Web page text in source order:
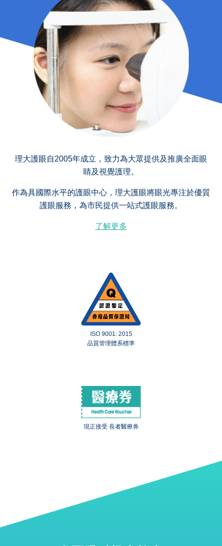
理大護眼自2005年成立，致力為大眾提供及推廣全面眼
睛及視覺護理。
作為具國際水平的護眼中心，理大護眼將眼光專注於優質
護眼服務，為市民提供一站式護眼服務。
了解更多
ISO 9001: 2015
品質管理體系標準
現正接受 長者醫療券